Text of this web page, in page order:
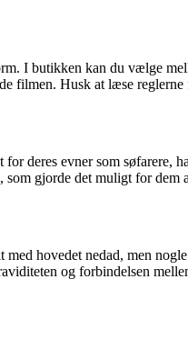
I butikken kan du vælge
filmen. Husk at læse
deres evner som søfarere,
gjorde det muligt for dem
hovedet nedad, men
og forbindelsen